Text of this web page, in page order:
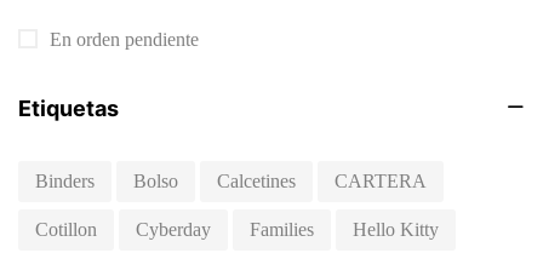
En orden pendiente
Etiquetas
Binders Bolso Calcetines CARTERA
Cotillon Cyberday Families Hello Kitty